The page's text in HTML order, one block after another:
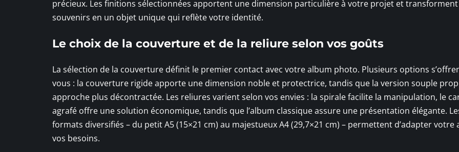
précieux. Les finitions sélectionnées apportent une dimension particulière à votre projet et
souvenirs en un objet unique qui reflète votre identité.
Le choix de la couverture et de la reliure selon vos goûts
La sélection de la couverture définit le premier contact avec votre album photo. Plusieurs options
vous : la couverture rigide apporte une dimension noble et protectrice, tandis que la version souple
approche plus décontractée. Les reliures varient selon vos envies : la spirale facilite la manipulation, le
agrafé offre une solution économique, tandis que l’album classique assure une présentation élégante.
formats diversifiés – du petit A5 (15×21 cm) au majestueux A4 (29,7×21 cm) – permettent d’adapter votre
vos besoins.